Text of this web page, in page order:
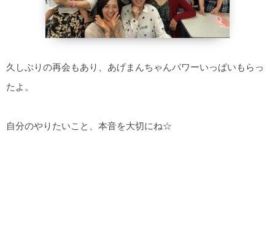
久しぶりの再会もあり、あげまんちゃんパワーいっぱいもらっ
たよ。
自分のやりたいこと、本音を大切にね☆